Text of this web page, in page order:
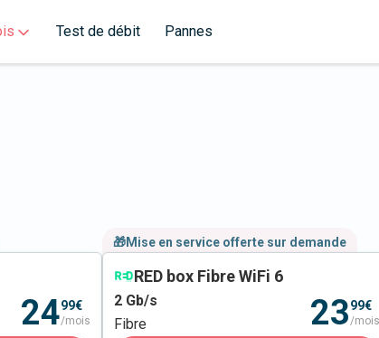
Test de débit Pannes
2499€
/mois
🎁Mise en service offerte sur demande
RED box Fibre WiFi 6
2 Gb/s
Fibre
2399€
/mois